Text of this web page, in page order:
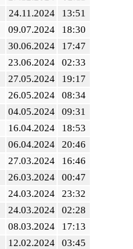
24.11.2024
13:51
09.07.2024
18:30
30.06.2024
17:47
23.06.2024
02:33
27.05.2024
19:17
26.05.2024
08:34
04.05.2024
09:31
16.04.2024
18:53
06.04.2024
20:46
27.03.2024
16:46
26.03.2024
00:47
24.03.2024
23:32
24.03.2024
02:28
08.03.2024
17:13
12.02.2024
03:45